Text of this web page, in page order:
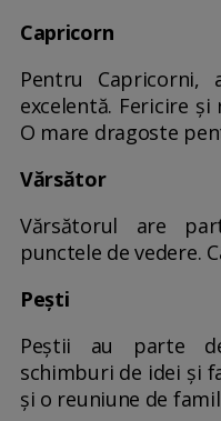
Capricorn
Pentru Capricorni,
excelentă. Fericire
O mare dragoste
Vărsător
Vărsătorul are
punctele de vedere.
Pești
Peştii au parte
schimburi de idei şi
şi o reuniune de